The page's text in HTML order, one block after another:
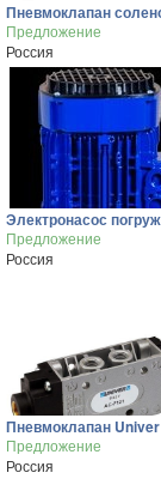
Пневмоклапан
Предложение
Россия
Электронасос
Предложение
Россия
Пневмоклапан Univer
Предложение
Россия